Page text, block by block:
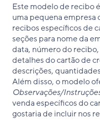
Este modelo de recibo
uma pequena empresa
recibos específicos de
seções para nome da
data, número do
detalhes do cartão de
descrições,
Além disso, o modelo
Observações/
venda específicos do
gostaria de incluir nos